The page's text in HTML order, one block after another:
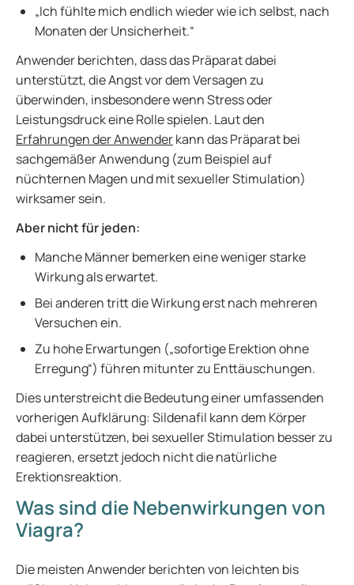
„Ich fühlte mich endlich wieder wie ich selbst, nach
Monaten der Unsicherheit.“
Anwender berichten, dass das Präparat dabei
unterstützt, die Angst vor dem Versagen zu
überwinden, insbesondere wenn Stress oder
Leistungsdruck eine Rolle spielen. Laut den
Erfahrungen der Anwenderkann das Präparat bei
sachgemäßer Anwendung (zum Beispiel auf
nüchternen Magen und mit sexueller Stimulation)
wirksamer sein.
Aber nicht für jeden:
Manche Männer bemerken eine weniger starke
Wirkung als erwartet.
Bei anderen tritt die Wirkung erst nach mehreren
Versuchen ein.
Zu hohe Erwartungen („sofortige Erektion ohne
Erregung“) führen mitunter zu Enttäuschungen.
Dies unterstreicht die Bedeutung einer umfassenden
vorherigen Aufklärung: Sildenafil kann dem Körper
dabei unterstützen, bei sexueller Stimulation besser zu
reagieren, ersetzt jedoch nicht die natürliche
Erektionsreaktion.
Was sind die Nebenwirkungen von
Viagra?
Die meisten Anwender berichten von leichten bis